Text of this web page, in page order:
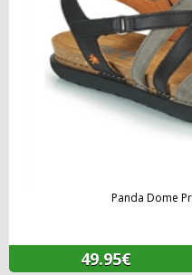
Panda Dome
49.95€